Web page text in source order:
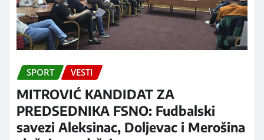
SPORT VESTI
MITROVIĆ KANDIDAT ZA
PREDSEDNIKA FSNO: Fudbalski
savezi Aleksinac, Doljevac i Merošina